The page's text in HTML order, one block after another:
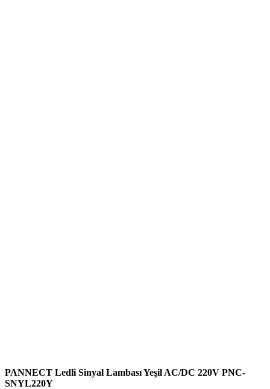
PANNECT Ledli Sinyal Lambası Yeşil AC/DC 220V PNC-
SNYL220Y